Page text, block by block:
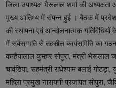
जिला उपाध्यक्ष भैरूलाल शर्मा की
मुख्य आतिथ्य में संपन्न हुई । बैठक में प्रदेश
की स्थापना एवं आन्दोलनात्मक गतिविधियों
में सर्वसम्मति से तहसील कार्यसमिति का
कन्हैयालाल कुम्हार सोपुरा, मंत्री भैरूलाल
चावंडिया, सहमंत्री राधेश्याम बलाई
महिला प्रमुख नारायणी प्रजापत सोपुरा,